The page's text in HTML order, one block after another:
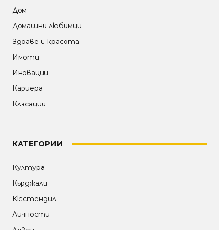
Дом
Домашни любимци
Здраве и красота
Имоти
Иновации
Кариера
Класации
КАТЕГОРИИ
Култура
Кърджали
Кюстендил
Личности